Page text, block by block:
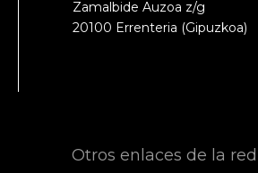
Zamalbide Auzoa z/g
20100 Errenteria (Gipuzkoa)
Otros enlaces de la red